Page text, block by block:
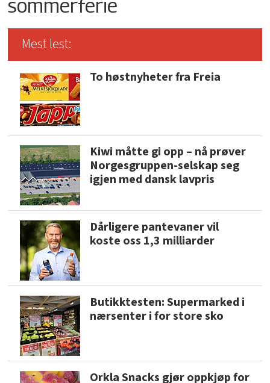
sommerferie
Mest lest:
To høstnyheter fra Freia
Kiwi måtte gi opp – nå prøver
Norgesgruppen-selskap seg
igjen med dansk lavpris
Dårligere pantevaner vil
koste oss 1,3 milliarder
Butikktesten: Supermarked i
nærsenter i for store sko
Orkla Snacks gjør oppkjøp for